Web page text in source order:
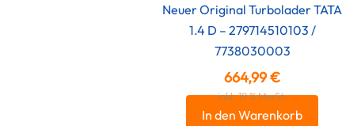
Neuer Original Turbolader TATA
1.4 D – 279714510103 /
7738030003
664,99€
inkl. 19 % MwSt.
In den Warenkorb